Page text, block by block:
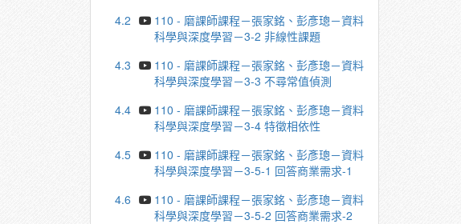
4.2
110 - 磨課師課程－張家銘、彭彥璁－資料
科學與深度學習－3-2 非線性課題
4.3
110 - 磨課師課程－張家銘、彭彥璁－資料
科學與深度學習－3-3 不尋常值偵測
4.4
110 - 磨課師課程－張家銘、彭彥璁－資料
科學與深度學習－3-4 特徵相依性
4.5
110 - 磨課師課程－張家銘、彭彥璁－資料
科學與深度學習－3-5-1 回答商業需求-1
4.6
110 - 磨課師課程－張家銘、彭彥璁－資料
科學與深度學習－3-5-2 回答商業需求-2